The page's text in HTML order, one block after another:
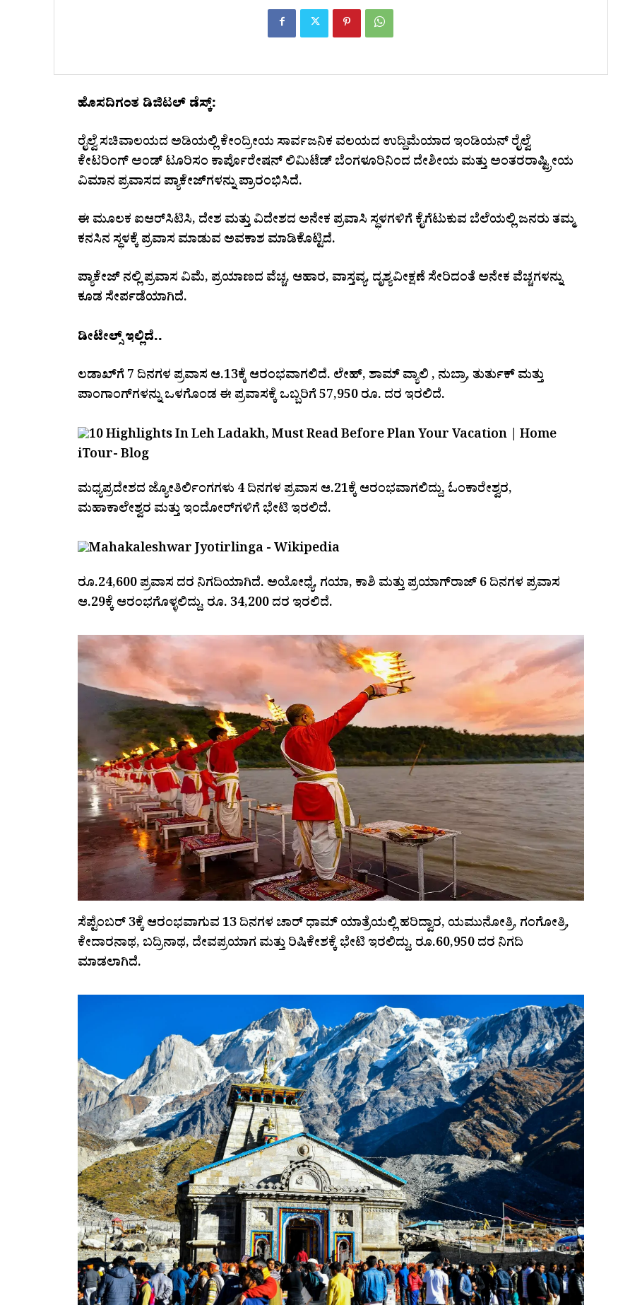
ಹೊಸದಿಗಂತ ಡಿಜಿಟಲ್‌ ಡೆಸ್ಕ್‌:
ರೈಲ್ವೆ ಸಚಿವಾಲಯದ ಅಡಿಯಲ್ಲಿ ಕೇಂದ್ರೀಯ ಸಾರ್ವಜನಿಕ ವಲಯದ ಉದ್ದಿಮೆಯಾದ ಇಂಡಿಯನ್ ರೈಲ್ವೆ
ಕೇಟರಿಂಗ್ ಅಂಡ್ ಟೂರಿಸಂ ಕಾರ್ಪೊರೇಷನ್ ಲಿಮಿಟೆಡ್ ಬೆಂಗಳೂರಿನಿಂದ ದೇಶೀಯ ಮತ್ತು ಅಂತರರಾಷ್ಟ್ರೀಯ
ವಿಮಾನ ಪ್ರವಾಸದ ಪ್ಯಾಕೇಜ್‌ಗಳನ್ನು ಪ್ರಾರಂಭಿಸಿದೆ.
ಈ ಮೂಲಕ ಐಆರ್‌ಸಿಟಿಸಿ, ದೇಶ ಮತ್ತು ವಿದೇಶದ ಅನೇಕ ಪ್ರವಾಸಿ ಸ್ಥಳಗಳಿಗೆ ಕೈಗೆಟುಕುವ ಬೆಲೆಯಲ್ಲಿ ಜನರು ತಮ್ಮ
ಕನಸಿನ ಸ್ಥಳಕ್ಕೆ ಪ್ರವಾಸ ಮಾಡುವ ಅವಕಾಶ ಮಾಡಿಕೊಟ್ಟಿದೆ.
ಪ್ಯಾಕೇಜ್ ನಲ್ಲಿ ಪ್ರವಾಸ ವಿಮೆ, ಪ್ರಯಾಣದ ವೆಚ್ಚ, ಆಹಾರ, ವಾಸ್ತವ್ಯ, ದೃಶ್ಯವೀಕ್ಷಣೆ ಸೇರಿದಂತೆ ಅನೇಕ ವೆಚ್ಚಗಳನ್ನು
ಕೂಡ ಸೇರ್ಪಡೆಯಾಗಿದೆ.
ಡೀಟೇಲ್ಸ್‌ ಇಲ್ಲಿದೆ..
ಲಡಾಖ್‌ಗೆ 7 ದಿನಗಳ ಪ್ರವಾಸ ಆ.13ಕ್ಕೆ ಆರಂಭವಾಗಲಿದೆ. ಲೇಹ್, ಶಾಮ್ ವ್ಯಾಲಿ , ನುಬ್ರಾ, ತುರ್ತುಕ್ ಮತ್ತು
ಪಾಂಗಾಂಗ್‌ಗಳನ್ನು ಒಳಗೊಂಡ ಈ ಪ್ರವಾಸಕ್ಕೆ ಒಬ್ಬರಿಗೆ 57,950 ರೂ. ದರ ಇರಲಿದೆ.
ಮಧ್ಯಪ್ರದೇಶದ ಜ್ಯೋತಿರ್ಲಿಂಗಗಳು 4 ದಿನಗಳ ಪ್ರವಾಸ ಆ.21ಕ್ಕೆ ಆರಂಭವಾಗಲಿದ್ದು, ಓಂಕಾರೇಶ್ವರ,
ಮಹಾಕಾಲೇಶ್ವರ ಮತ್ತು ಇಂದೋರ್‌ಗಳಿಗೆ ಭೇಟಿ ಇರಲಿದೆ.
ರೂ.24,600 ಪ್ರವಾಸ ದರ ನಿಗದಿಯಾಗಿದೆ. ಅಯೋಧ್ಯೆ, ಗಯಾ, ಕಾಶಿ ಮತ್ತು ಪ್ರಯಾಗ್‌ರಾಜ್ 6 ದಿನಗಳ ಪ್ರವಾಸ
ಆ.29ಕ್ಕೆ ಆರಂಭಗೊಳ್ಳಲಿದ್ದು, ರೂ. 34,200 ದರ ಇರಲಿದೆ.
ಸೆಪ್ಟೆಂಬರ್‌ 3ಕ್ಕೆ ಆರಂಭವಾಗುವ 13 ದಿನಗಳ ಚಾರ್ ಧಾಮ್ ಯಾತ್ರೆಯಲ್ಲಿ ಹರಿದ್ವಾರ, ಯಮುನೋತ್ರಿ, ಗಂಗೋತ್ರಿ,
ಕೇದಾರನಾಥ, ಬದ್ರಿನಾಥ, ದೇವಪ್ರಯಾಗ ಮತ್ತು ರಿಷಿಕೇಶಕ್ಕೆ ಭೇಟಿ ಇರಲಿದ್ದು, ರೂ.60,950 ದರ ನಿಗದಿ
ಮಾಡಲಾಗಿದೆ.